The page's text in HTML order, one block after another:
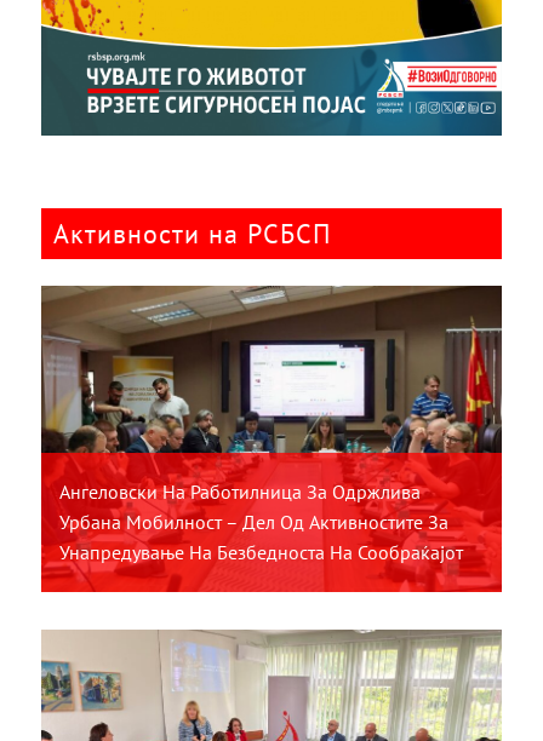
Активности на РСБСП
Ангеловски На Работилница За Одржлива
Урбана Мобилност – Дел Од Активностите За
Унапредување На Безбедноста На Сообраќајот